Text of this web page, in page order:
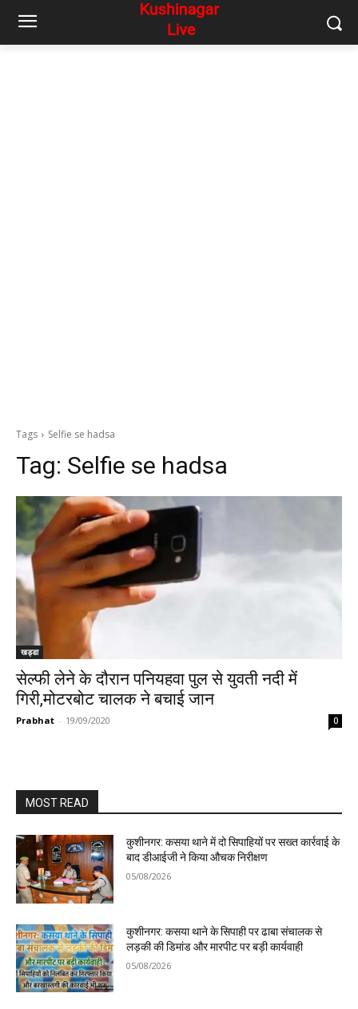
Tags Selfie se hadsa
Tag: Selfie se hadsa
खड्डा
सेल्फी लेने के दौरान पनियहवा पुल से युवती नदी में
गिरी,मोटरबोट चालक ने बचाई जान
Prabhat - 19/09/2020 0
MOST READ
कुशीनगर: कसया थाने में दो सिपाहियों पर सख्त कार्रवाई के
बाद डीआईजी ने किया औचक निरीक्षण
05/08/2026
कुशीनगर: कसया थाने के सिपाही पर ढाबा संचालक से
लड़की की डिमांड और मारपीट पर बड़ी कार्यवाही
05/08/2026